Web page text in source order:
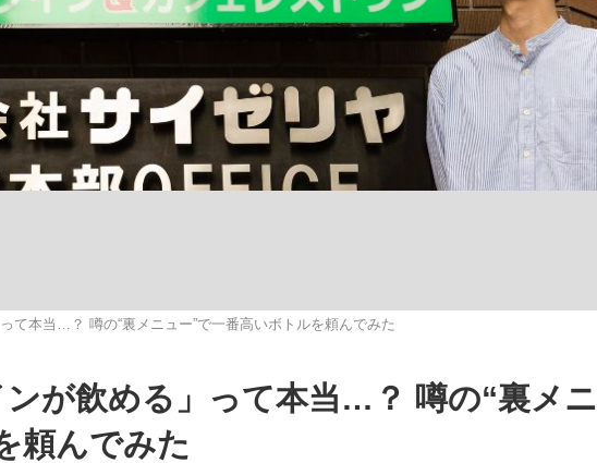
て明かした日本代表監督に... 「最悪の空気のまま解散」WBC日本代
ン選手が証言した“NPB聞... 「クマが悪者扱いされているのが悲しい」
観る将棋、読む将棋
#亀和田武
て本当…？ 噂の“裏メニュー”で一番高いボトルを頼んでみた
が飲める」って本当…？ 噂の“裏メニ
頼んでみた